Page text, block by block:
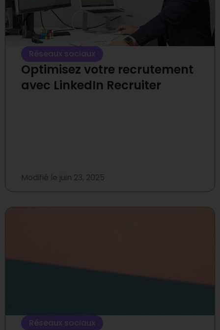
Réseaux sociaux
Optimisez votre recrutement
avec LinkedIn Recruiter
Modifié le juin 23, 2025
Réseaux sociaux